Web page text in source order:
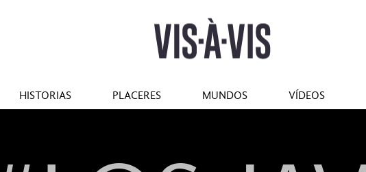
HISTORIAS PLACERES MUNDOS VÍDEOS
#Pantallas #Planes